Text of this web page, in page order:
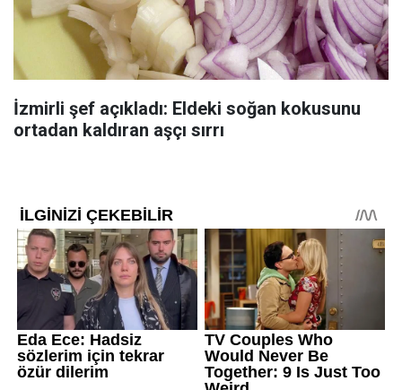
İzmirli şef açıkladı: Eldeki soğan kokusunu
ortadan kaldıran aşçı sırrı